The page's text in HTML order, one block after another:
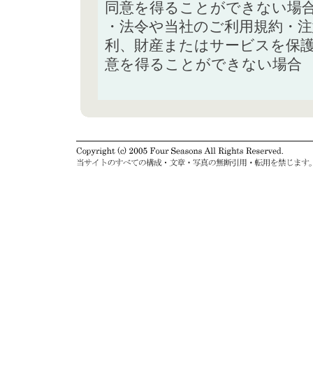
同意を得ることができない場
・法令や当社のご利用規約・
利、財産またはサービスを保
意を得ることができない場合